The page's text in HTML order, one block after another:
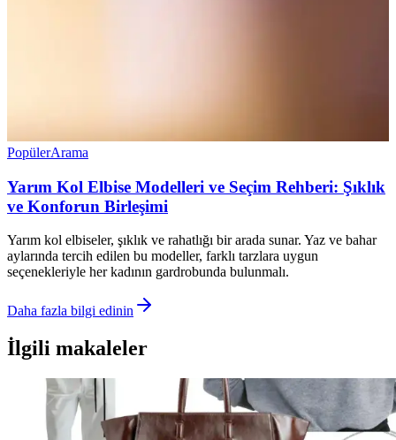
PopülerArama
Yarım Kol Elbise Modelleri ve Seçim Rehberi: Şıklık
ve Konforun Birleşimi
Yarım kol elbiseler, şıklık ve rahatlığı bir arada sunar. Yaz ve bahar
aylarında tercih edilen bu modeller, farklı tarzlara uygun
seçenekleriyle her kadının gardrobunda bulunmalı.
Daha fazla bilgi edinin
İlgili makaleler